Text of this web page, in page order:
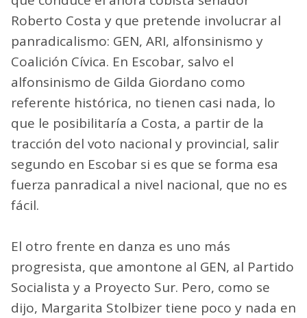
Roberto Costa y que pretende involucrar al
panradicalismo: GEN, ARI, alfonsinismo y
Coalición Cívica. En Escobar, salvo el
alfonsinismo de Gilda Giordano como
referente histórica, no tienen casi nada, lo
que le posibilitaría a Costa, a partir de la
tracción del voto nacional y provincial, salir
segundo en Escobar si es que se forma esa
fuerza panradical a nivel nacional, que no es
fácil.
El otro frente en danza es uno más
progresista, que amontone al GEN, al Partido
Socialista y a Proyecto Sur. Pero, como se
dijo, Margarita Stolbizer tiene poco y nada en